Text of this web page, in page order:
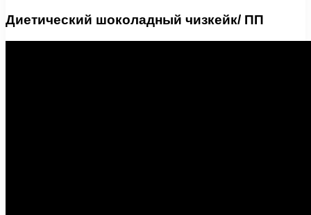
Диетический шоколадный чизкейк/ ПП